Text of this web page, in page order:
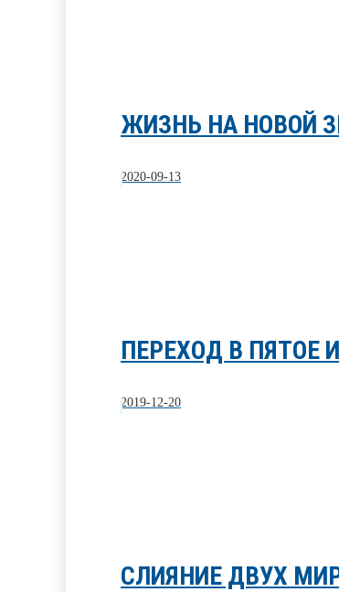
ЖИЗНЬ НА НОВОЙ
2020-09-13
ПЕРЕХОД В ПЯТОЕ
2019-12-20
СЛИЯНИЕ ДВУХ